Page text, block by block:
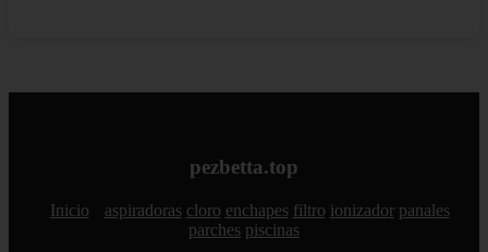
pezbetta.top
Inicio aspiradoras cloro enchapes filtro ionizador panales
parches piscinas